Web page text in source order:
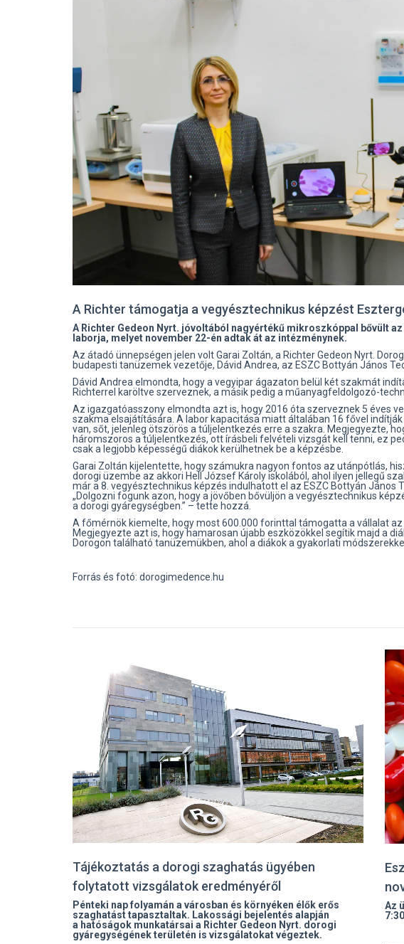
A Richter támogatja a vegyésztechnikus képzést
A Richter Gedeon Nyrt. jóvoltából nagyértékű mikroszkóppal bővült
laborja, melyet november 22-én adtak át az intézménynek.
Az átadó ünnepségen jelen volt Garai Zoltán, a Richter Gedeon Nyrt.
budapesti tanüzemek vezetője, Dávid Andrea, az ESZC Bottyán János
Dávid Andrea elmondta, hogy a vegyipar ágazaton belül két szakmát
Richterrel karöltve szerveznek, a másik pedig a műanyagfeldolgozó-
Az igazgatóasszony elmondta azt is, hogy 2016 óta szerveznek 5 éves
szakma elsajátítására. A labor kapacitása miatt általában 16 fővel
van, sőt, jelenleg ötszörös a túljelentkezés erre a szakra. Megjegyezte,
háromszoros a túljelentkezés, ott írásbeli felvételi vizsgát kell tenni, ez
csak a legjobb képességű diákok kerülhetnek be a képzésbe.
Garai Zoltán kijelentette, hogy számukra nagyon fontos az utánpótlás,
dorogi üzembe az akkori Hell József Károly iskolából, ahol ilyen jellegű
már a 8. vegyésztechnikus képzés indulhatott el az ESZC Bottyán János
„Dolgozni fogunk azon, hogy a jövőben bővüljön a vegyésztechnikus
a dorogi gyáregységben.” – tette hozzá.
A főmérnök kiemelte, hogy most 600.000 forinttal támogatta a vállalat
Megjegyezte azt is, hogy hamarosan újabb eszközökkel segítik majd a
Dorogon található tanüzemükben, ahol a diákok a gyakorlati
Forrás és fotó: dorogimedence.hu
Tájékoztatás a dorogi szaghatás ügyében
folytatott vizsgálatok eredményéről
Pénteki nap folyamán a városban és környéken élők erős
szaghatást tapasztaltak. Lakossági bejelentés alapján
a hatóságok munkatársai a Richter Gedeon Nyrt. dorogi
gyáregységének területén is vizsgálatokat végeztek.
Az